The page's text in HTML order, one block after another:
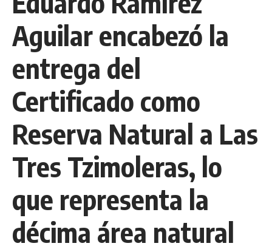
Aguilar encabezó la
entrega del
Certificado como
Reserva Natural a Las
Tres Tzimoleras, lo
que representa la
décima área natural